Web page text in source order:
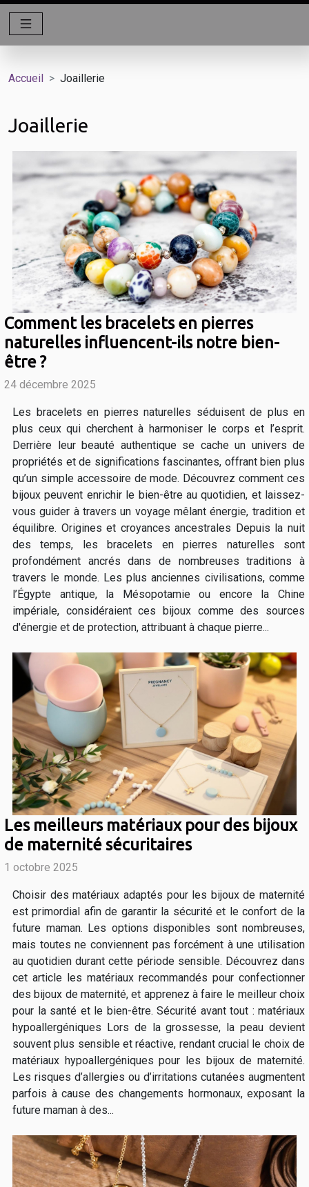
Accueil Joaillerie
Joaillerie
Comment les bracelets en pierres
naturelles influencent-ils notre bien-
être ?
24 décembre 2025
Les bracelets en pierres naturelles séduisent de plus en
plus ceux qui cherchent à harmoniser le corps et l’esprit.
Derrière leur beauté authentique se cache un univers de
propriétés et de significations fascinantes, offrant bien plus
qu’un simple accessoire de mode. Découvrez comment ces
bijoux peuvent enrichir le bien-être au quotidien, et laissez-
vous guider à travers un voyage mêlant énergie, tradition et
équilibre. Origines et croyances ancestrales Depuis la nuit
des temps, les bracelets en pierres naturelles sont
profondément ancrés dans de nombreuses traditions à
travers le monde. Les plus anciennes civilisations, comme
l’Égypte antique, la Mésopotamie ou encore la Chine
impériale, considéraient ces bijoux comme des sources
d'énergie et de protection, attribuant à chaque pierre...
Les meilleurs matériaux pour des bijoux
de maternité sécuritaires
1 octobre 2025
Choisir des matériaux adaptés pour les bijoux de maternité
est primordial afin de garantir la sécurité et le confort de la
future maman. Les options disponibles sont nombreuses,
mais toutes ne conviennent pas forcément à une utilisation
au quotidien durant cette période sensible. Découvrez dans
cet article les matériaux recommandés pour confectionner
des bijoux de maternité, et apprenez à faire le meilleur choix
pour la santé et le bien-être. Sécurité avant tout : matériaux
hypoallergéniques Lors de la grossesse, la peau devient
souvent plus sensible et réactive, rendant crucial le choix de
matériaux hypoallergéniques pour les bijoux de maternité.
Les risques d’allergies ou d’irritations cutanées augmentent
parfois à cause des changements hormonaux, exposant la
future maman à des...